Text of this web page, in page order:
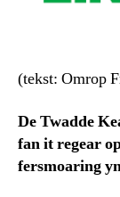
(tekst: Omrop
De Twadde
fan it regear
fersmoaring